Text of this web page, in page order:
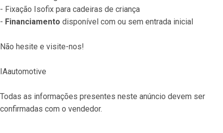
- Fixação Isofix para cadeiras de criança
- Financiamento disponível com ou sem entrada inicial
Não hesite e visite-nos!
IAautomotive
Todas as informações presentes neste anúncio devem ser
confirmadas com o vendedor.